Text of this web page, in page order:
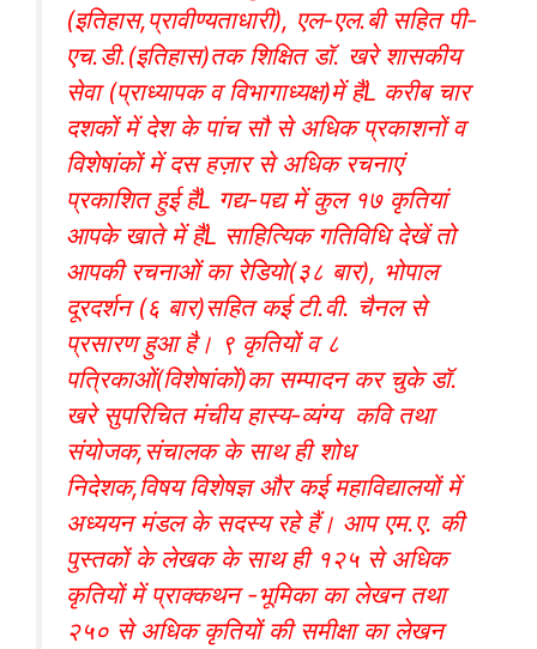
(इतिहास,प्रावीण्यताधारी), एल-एल.बी सहित पी-
एच.डी.(इतिहास)तक शिक्षित डॉ. खरे शासकीय
सेवा (प्राध्यापक व विभागाध्यक्ष)में हैंL करीब चार
दशकों में देश के पांच सौ से अधिक प्रकाशनों व
विशेषांकों में दस हज़ार से अधिक रचनाएं
प्रकाशित हुई हैंL गद्य-पद्य में कुल १७ कृतियां
आपके खाते में हैंL साहित्यिक गतिविधि देखें तो
आपकी रचनाओं का रेडियो(३८ बार), भोपाल
दूरदर्शन (६ बार)सहित कई टी.वी. चैनल से
प्रसारण हुआ है। ९ कृतियों व ८
पत्रिकाओं(विशेषांकों)का सम्पादन कर चुके डॉ.
खरे सुपरिचित मंचीय हास्य-व्यंग्य कवि तथा
संयोजक,संचालक के साथ ही शोध
निदेशक,विषय विशेषज्ञ और कई महाविद्यालयों में
अध्ययन मंडल के सदस्य रहे हैं। आप एम.ए. की
पुस्तकों के लेखक के साथ ही १२५ से अधिक
कृतियों में प्राक्कथन -भूमिका का लेखन तथा
२५० से अधिक कृतियों की समीक्षा का लेखन